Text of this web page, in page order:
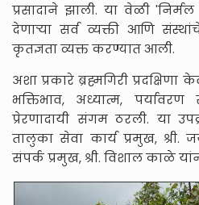
प्रसादाने झाली. या वेळी 'निर्मल
देणाऱ्या सर्व व्यक्ती आणि
कृतज्ञता व्यक्त करण्यात आली.
अशा प्रकारे ब्रह्मगिरी
भक्तिभाव, अध्यात्म,
प्रेरणादायी संगम ठरली. या
तालुका सेवा कार्य प्रमुख,
संपर्क प्रमुख, श्री. विशाल काळे